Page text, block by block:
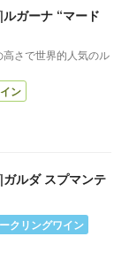
ガーナ “マード
さで世界的人気のル
ン
ルダ スプマンテ
クリングワイン